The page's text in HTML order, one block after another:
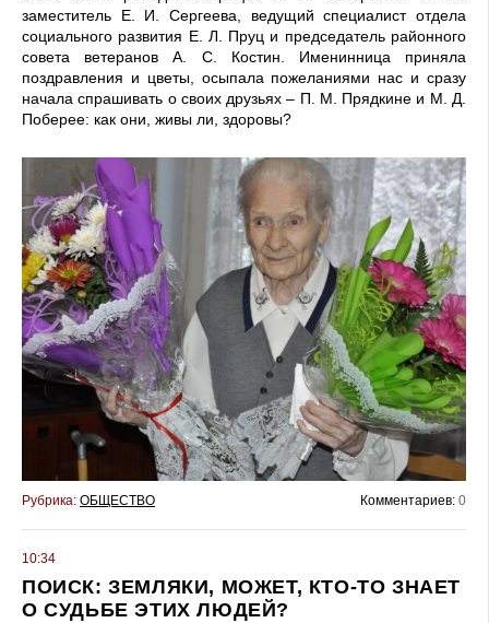
заместитель Е. И. Сергеева, ведущий специалист отдела
социального развития Е. Л. Пруц и председатель районного
совета ветеранов А. С. Костин. Именинница приняла
поздравления и цветы, осыпала пожеланиями нас и сразу
начала спрашивать о своих друзьях – П. М. Прядкине и М. Д.
Поберее: как они, живы ли, здоровы?
Рубрика: ОБЩЕСТВО Комментариев: 0
10:34
ПОИСК: ЗЕМЛЯКИ, МОЖЕТ, КТО-ТО ЗНАЕТ
О СУДЬБЕ ЭТИХ ЛЮДЕЙ?